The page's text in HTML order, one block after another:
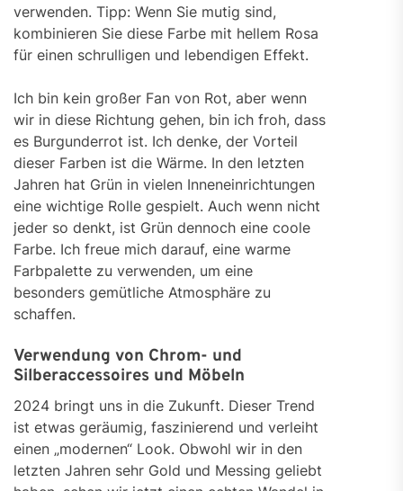
verwenden. Tipp: Wenn Sie mutig sind,
kombinieren Sie diese Farbe mit hellem Rosa
für einen schrulligen und lebendigen Effekt.
Ich bin kein großer Fan von Rot, aber wenn
wir in diese Richtung gehen, bin ich froh, dass
es Burgunderrot ist. Ich denke, der Vorteil
dieser Farben ist die Wärme. In den letzten
Jahren hat Grün in vielen Inneneinrichtungen
eine wichtige Rolle gespielt. Auch wenn nicht
jeder so denkt, ist Grün dennoch eine coole
Farbe. Ich freue mich darauf, eine warme
Farbpalette zu verwenden, um eine
besonders gemütliche Atmosphäre zu
schaffen.
Verwendung von Chrom- und
Silberaccessoires und Möbeln
2024 bringt uns in die Zukunft. Dieser Trend
ist etwas geräumig, faszinierend und verleiht
einen „modernen“ Look. Obwohl wir in den
letzten Jahren sehr Gold und Messing geliebt